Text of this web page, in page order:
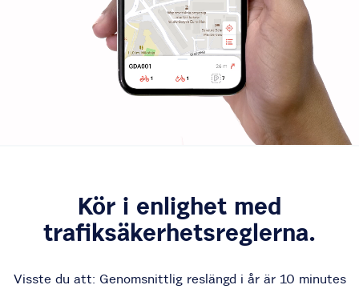
Kör i enlighet med
trafiksäkerhetsreglerna.
Visste du att: Genomsnittlig reslängd i år är 10 minutes